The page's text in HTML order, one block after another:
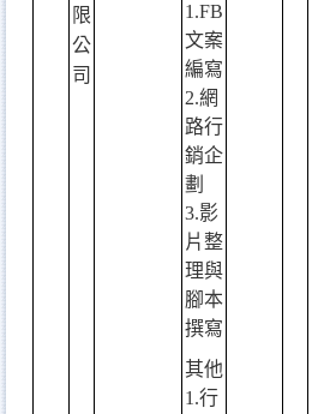
限
公
司
1.FB
文案
編寫
2.網
路行
銷企
劃
3.影
片整
理與
腳本
撰寫
其他
1.行